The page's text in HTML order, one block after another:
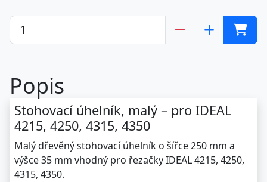
Popis
Stohovací úhelník, malý – pro IDEAL
4215, 4250, 4315, 4350
Malý dřevěný stohovací úhelník o šířce 250 mm a
výšce 35 mm vhodný pro řezačky IDEAL 4215, 4250,
4315, 4350.